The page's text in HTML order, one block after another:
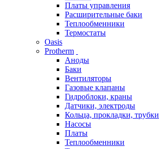
Платы управления
Расширительные баки
Теплообменники
Термостаты
Oasis
Protherm
Аноды
Баки
Вентиляторы
Газовые клапаны
Гидроблоки, краны
Датчики, электроды
Кольца, прокладки, трубки
Насосы
Платы
Теплообменники